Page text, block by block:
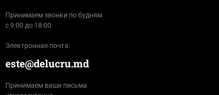
Принимаем звонки по будням
с 9:00 до 18:00
Электронная почта:
este@delucru.md
Принимаем ваши письма